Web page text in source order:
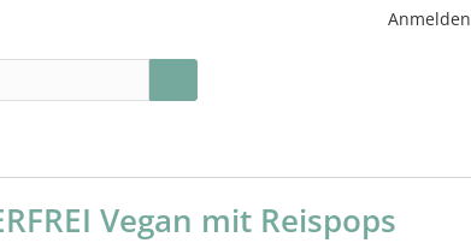
Anmelden
Vegan mit Reispops